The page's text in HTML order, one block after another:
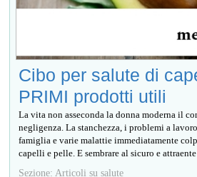
Cibo per salute di
PRIMI prodotti utili
La vita non asseconda la donna moderna il
negligenza. La stanchezza, i problemi a
famiglia e varie malattie immediatamente
capelli e pelle. E sembrare al sicuro e attraente
Sezione: Articoli su salute